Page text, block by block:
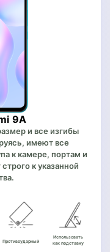
9A
и все изгибы
имеют все
к камере, портам и
к указанной
Противоударный
Использовать
как подставку